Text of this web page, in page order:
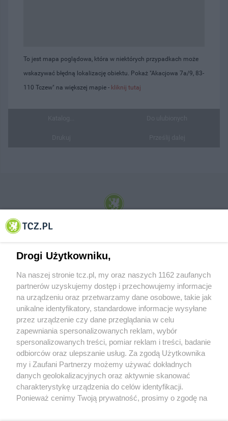
To jest mapa poglądowa, która w niektórych przypadkach może
wskazywać błędną lokalizację obiektu. Pokaż "Akacjowa 7a/9, 83-
110 Tczew" na większej mapie - kliknij tutaj
© 2001-2026 Tczew - TCZ.PL Sp. z o.o. Internetowy Serwis Informacyjny Miasta
O FIRMIE POLITYKA PRYWATNOŚCI HOSTING
REKLAMA WSPÓŁPRACA RSS FACEBOOK KONTAKT
Nasze serwisy
Aktualności
Tcz24
Muzyka i kultura
Archiwum wydarzeń
Drogi Użytkowniku,
Na naszej stronie tcz.pl, my oraz naszych 1162 zaufanych
partnerów uzyskujemy dostęp i przechowujemy informacje
na urządzeniu oraz przetwarzamy dane osobowe, takie jak
unikalne identyfikatory, standardowe informacje wysyłane
przez urządzenie czy dane przeglądania w celu
zapewniania spersonalizowanych reklam, wybór
spersonalizowanych treści, pomiar reklam i treści, badanie
odbiorców oraz ulepszanie usług. Za zgodą Użytkownika
my i Zaufani Partnerzy możemy używać dokładnych
danych geolokalizacyjnych oraz aktywnie skanować
charakterystykę urządzenia do celów identyfikacji.
Ponieważ cenimy Twoją prywatność, prosimy o zgodę na